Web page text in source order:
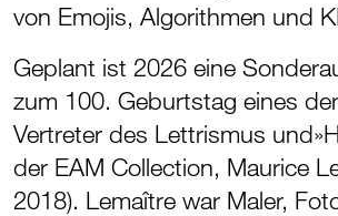
von Emojis, Algorithmen und
Geplant ist 2026 eine
zum 100. Geburtstag eines
Vertreter des Lettrismus
der EAM Collection, Maurice
2018). Lemaître war Maler,